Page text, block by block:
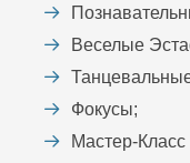
Веселые
Фокусы;
Мастер-